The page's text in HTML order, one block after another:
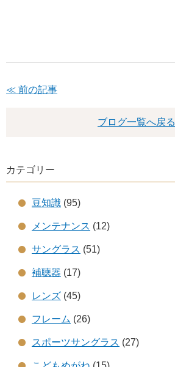
≪ 前の記事
ブログ一覧へ戻る
カテゴリー
豆知識 (95)
メンテナンス (12)
サングラス (51)
補聴器 (17)
レンズ (45)
フレーム (26)
スポーツサングラス (27)